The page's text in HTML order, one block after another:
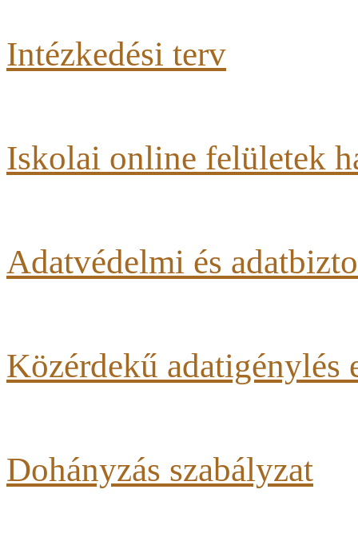
Intézkedési terv
Iskolai online felületek
Adatvédelmi és
Közérdekű adatigénylés
Dohányzás szabályzat